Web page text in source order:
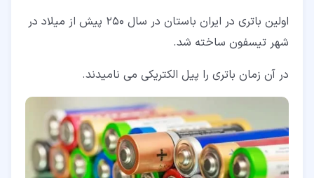
اولین باتری در ایران باستان در سال 250 پیش از میلاد در
شهر تیسفون ساخته شد.
در آن زمان باتری را پیل الکتریکی می نامیدند.